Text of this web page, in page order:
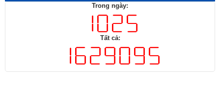
Trong ngày:
Tất cả: